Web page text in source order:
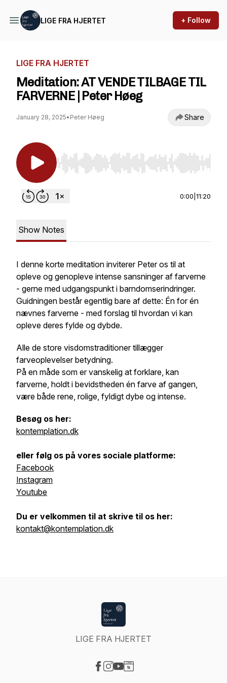
LIGE FRA HJERTET + Follow
LIGE FRA HJERTET
Meditation: AT VENDE TILBAGE TIL
FARVERNE | Peter Høeg
January 28, 2025• Peter Høeg Share
Use Left/Right to seek, Home/End to jump to
0:00 11:20
Show Notes
I denne korte meditation inviterer Peter os til at
opleve og genopleve intense sansninger af farverne
- gerne med udgangspunkt i barndomserindringer.
Guidningen består egentlig bare af dette: Én for én
nævnes farverne - med forslag til hvordan vi kan
opleve deres fylde og dybde.
Alle de store visdomstraditioner tillægger
farveoplevelser betydning.
På en måde som er vanskelig at forklare, kan
farverne, holdt i bevidstheden én farve af gangen,
være både rene, rolige, fyldigt dybe og intense.
Besøg os her:
kontemplation.dk
eller følg os på vores sociale platforme:
Facebook
Instagram
Youtube
Du er velkommen til at skrive til os her:
kontakt@kontemplation.dk
LIGE FRA HJERTET